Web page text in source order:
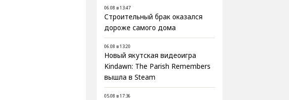
06.08 в 13:47
Строительный брак оказался
дороже самого дома
06.08 в 13:20
Новый якутская видеоигра
Kindawn: The Parish Remembers
вышла в Steam
05.08 в 17:36